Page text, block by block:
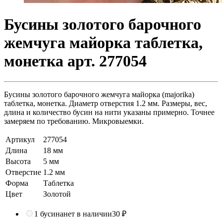
Бусины золотого барочного
жемчуга майорка таблетка,
монетка арт. 277054
Бусины золотого барочного жемчуга майорка (majorika)
таблетка, монетка. Диаметр отверстия 1.2 мм. Размеры, вес,
длина и количество бусин на нити указаны примерно. Точнее
замеряем по требованию. Микровыемки.
Артикул
277054
Длина
18 мм
Высота
5 мм
Отверстие 1.2 мм
Форма
Таблетка
Цвет
Золотой
1 бусинанет в наличии30 ₽